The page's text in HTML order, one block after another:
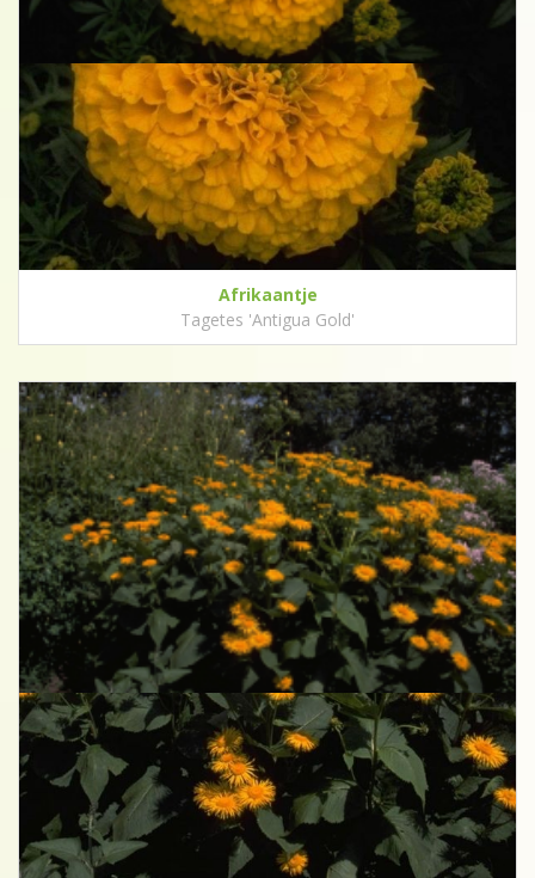
Afrikaantje
Tagetes 'Antigua Gold'